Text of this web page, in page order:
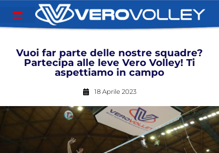
Vuoi far parte delle nostre squadre?
Partecipa alle leve Vero Volley! Ti
aspettiamo in campo
18 Aprile 2023